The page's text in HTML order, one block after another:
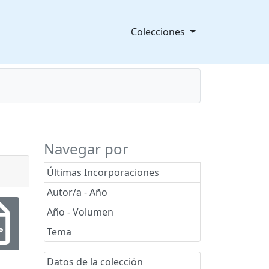
Colecciones
Navegar por
Últimas Incorporaciones
Autor/a - Año
Año - Volumen
Tema
Datos de la colección